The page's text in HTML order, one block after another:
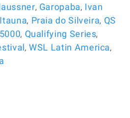
, Garopaba, Ivan
, Praia do Silveira, QS
, Qualifying Series,
,WSL Latin America,